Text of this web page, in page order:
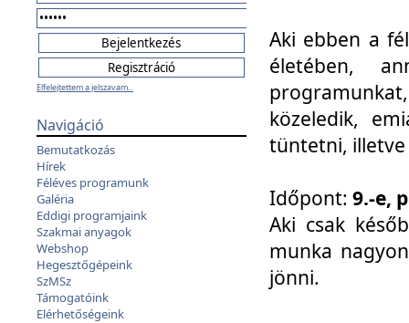
Elfelejtettem a jelszavam...
Navigáció
Bemutatkozás
Hírek
Féléves programunk
Galéria
Eddigi programjaink
Szakmai anyagok
Webshop
Hegesztőgépeink
SzMSz
Támogatóink
Elérhetőségeink
Aki ebben a
életében,
közeledik,
tüntetni, illetve
Időpont: 9.-e,
Aki csak
munka
jönni.